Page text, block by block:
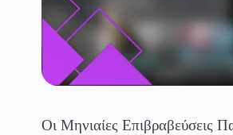
Οι Μηνιαίες Επιβραβεύσεις